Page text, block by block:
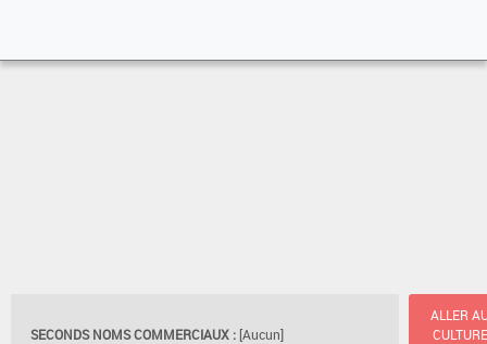
SECONDS NOMS COMMERCIAUX : [Aucun]
ALLER